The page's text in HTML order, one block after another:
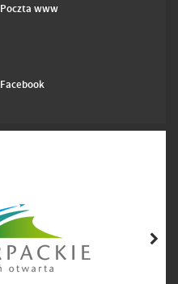
Poczta www
Facebook